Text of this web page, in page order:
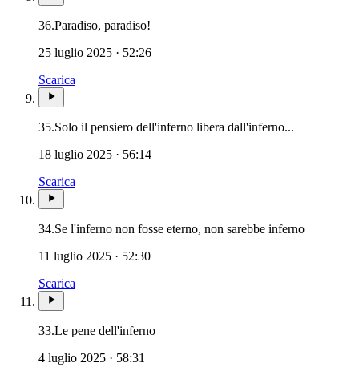
36.Paradiso, paradiso!
25 luglio 2025 · 52:26
Scarica
35.Solo il pensiero dell'inferno libera dall'inferno...
18 luglio 2025 · 56:14
Scarica
34.Se l'inferno non fosse eterno, non sarebbe infernoNovissimi
11 luglio 2025 · 52:30
Scarica
33.Le pene dell'infernoNovissimi · Morte · Giudizio · Paradiso
4 luglio 2025 · 58:31